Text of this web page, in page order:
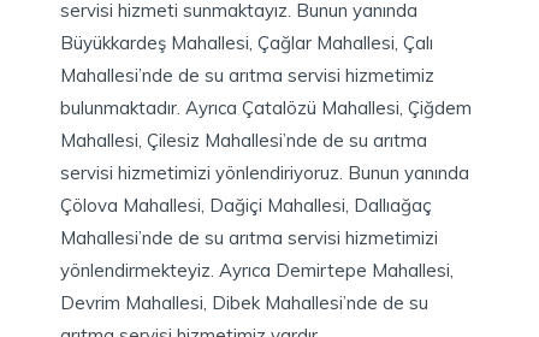
servisi hizmeti sunmaktayız. Bunun yanında
Büyükkardeş Mahallesi, Çağlar Mahallesi, Çalı
Mahallesi’nde de su arıtma servisi hizmetimiz
bulunmaktadır. Ayrıca Çatalözü Mahallesi, Çiğdem
Mahallesi, Çilesiz Mahallesi’nde de su arıtma
servisi hizmetimizi yönlendiriyoruz. Bunun yanında
Çölova Mahallesi, Dağiçi Mahallesi, Dallıağaç
Mahallesi’nde de su arıtma servisi hizmetimizi
yönlendirmekteyiz. Ayrıca Demirtepe Mahallesi,
Devrim Mahallesi, Dibek Mahallesi’nde de su